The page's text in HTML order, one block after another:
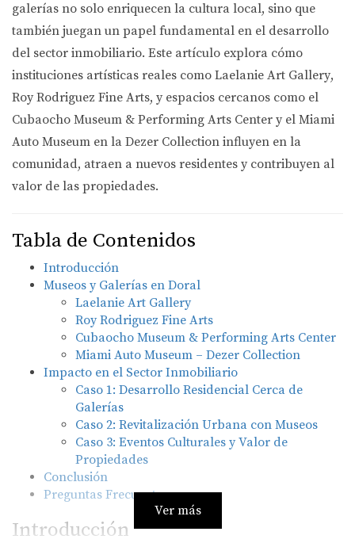
galerías no solo enriquecen la cultura local, sino que
también juegan un papel fundamental en el desarrollo
del sector inmobiliario. Este artículo explora cómo
instituciones artísticas reales como Laelanie Art Gallery,
Roy Rodriguez Fine Arts, y espacios cercanos como el
Cubaocho Museum & Performing Arts Center y el Miami
Auto Museum en la Dezer Collection influyen en la
comunidad, atraen a nuevos residentes y contribuyen al
valor de las propiedades.
Tabla de Contenidos
Introducción
Museos y Galerías en Doral
Laelanie Art Gallery
Roy Rodriguez Fine Arts
Cubaocho Museum & Performing Arts Center
Miami Auto Museum – Dezer Collection
Impacto en el Sector Inmobiliario
Caso 1: Desarrollo Residencial Cerca de
Galerías
Caso 2: Revitalización Urbana con Museos
Caso 3: Eventos Culturales y Valor de
Propiedades
Conclusión
Preguntas Frecuentes
Introducción
Ver más